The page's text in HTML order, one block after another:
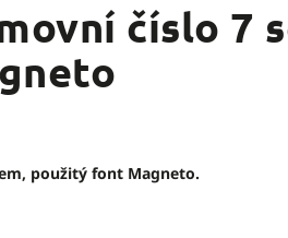
číslo 7
použitý font Magneto.